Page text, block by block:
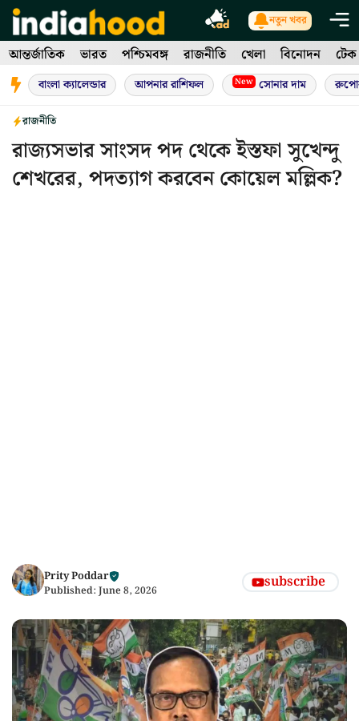
Skip
to
content
নতুন খবর
আন্তর্জাতিক ভারত পশ্চিমবঙ্গ রাজনীতি খেলা বিনোদন টেক
বাংলা ক্যালেন্ডার আপনার রাশিফল New সোনার দাম
রাজনীতি
রাজ্যসভার সাংসদ পদ থেকে ইস্তফা সুখেন্দু
শেখরের, পদত্যাগ করবেন কোয়েল মল্লিক?
Prity Poddar
Published: June 8, 2026 subscribe